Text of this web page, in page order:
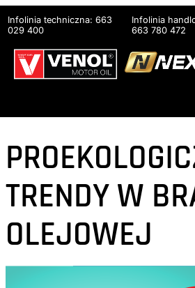
do
treści
Infolinia techniczna: 663
029 400
Infolinia
663 780 472
TRENDY W
OLEJOWEJ